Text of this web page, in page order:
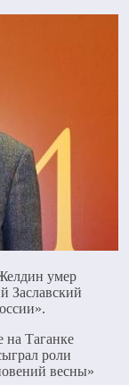
умер
Заславский
на Таганке
роли
весны»